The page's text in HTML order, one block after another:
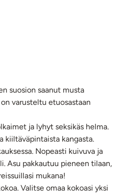
suosion saanut musta
varusteltu etuosastaan
ja lyhyt seksikäs helma.
kiiltäväpintaista kangasta.
Nopeasti kuivuva ja
Asu pakkautuu pieneen tilaan,
mukana!
Valitse omaa kokoasi yksi